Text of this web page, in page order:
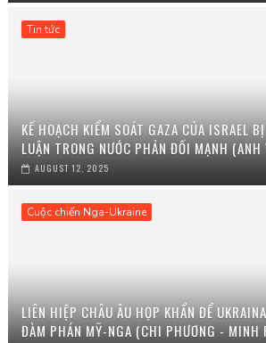
Tin tức
KẾ HOẠCH KIỂM SOÁT GAZA CỦA ISRAEL
LUẬN TRONG NƯỚC PHẢN ĐỐI MẠNH (ANH
AUGUST 12, 2025
Cuộc chiến Nga-Ukraine
LIÊN HIỆP CHÂU ÂU HỌP KHẨN ĐỂ
ĐÀM PHÁN MỸ-NGA (CHI PHƯƠNG - MINH